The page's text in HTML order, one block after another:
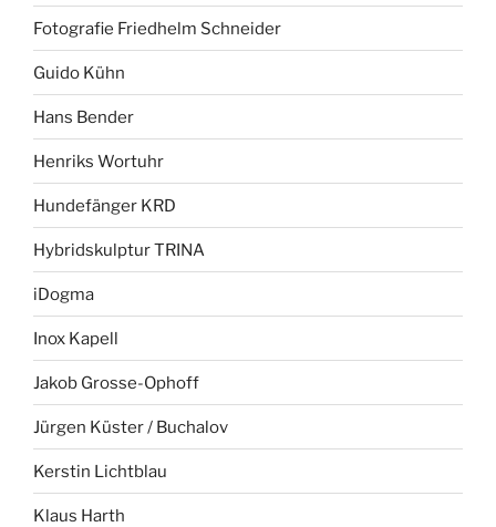
Fotografie Friedhelm Schneider
Guido Kühn
Hans Bender
Henriks Wortuhr
Hundefänger KRD
Hybridskulptur TRINA
iDogma
Inox Kapell
Jakob Grosse-Ophoff
Jürgen Küster / Buchalov
Kerstin Lichtblau
Klaus Harth